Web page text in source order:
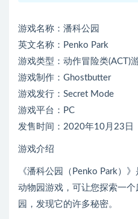
游戏名称：潘科公园
英文名称：Penko Park
游戏类型：动作冒险类(ACT)
游戏制作：Ghostbutter
游戏发行：Secret Mode
游戏平台：PC
发售时间：2020年10月23日
游戏介绍
《潘科公园（Penko Park）
动物园游戏，可让您探索一
园，发现它的许多秘密。